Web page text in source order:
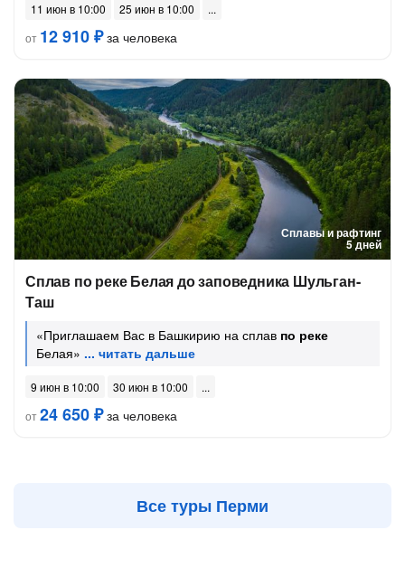
11 июн в 10:00
25 июн в 10:00
от 12 910 ₽за человека
Сплавы и рафтинг
5 дней
Сплав по реке Белая до заповедника Шульган-
Таш
«Приглашаем Вас в Башкирию на сплав по реке
Белая»
9 июн в 10:00
30 июн в 10:00
от24 650 ₽за человека
Все туры Перми